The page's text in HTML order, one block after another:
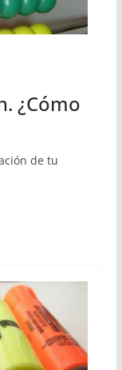
¿Cómo
de tu